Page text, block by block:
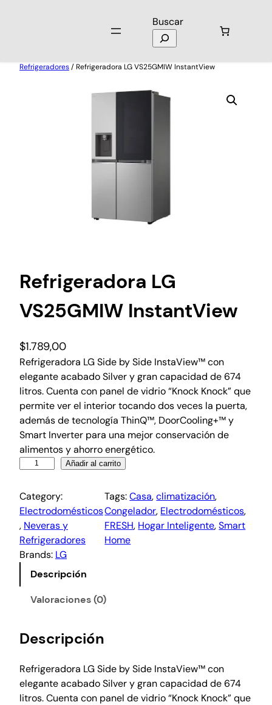
Buscar
Refrigeradores/ Refrigeradora LG VS25GMIW InstantView
Refrigeradora LG
VS25GMIW InstantView
$1.789,00
Refrigeradora LG Side by Side InstaView™ con
elegante acabado Silver y gran capacidad de 674
litros. Cuenta con panel de vidrio “Knock Knock” que
permite ver el interior tocando dos veces la puerta,
además de tecnología ThinQ™, DoorCooling+™ y
Smart Inverter para una mejor conservación de
alimentos y ahorro energético.
Añadir al carrito
Category:
Electrodomésticos
, Neveras y
Refrigeradores
Tags:Casa, climatización
Congelador, Electrodomésticos
FRESH, Hogar Inteligente, Smart
Home
Brands: LG
Descripción
Valoraciones (0)
Descripción
Refrigeradora LG Side by Side InstaView™ con
elegante acabado Silver y gran capacidad de 674
litros. Cuenta con panel de vidrio “Knock Knock” que